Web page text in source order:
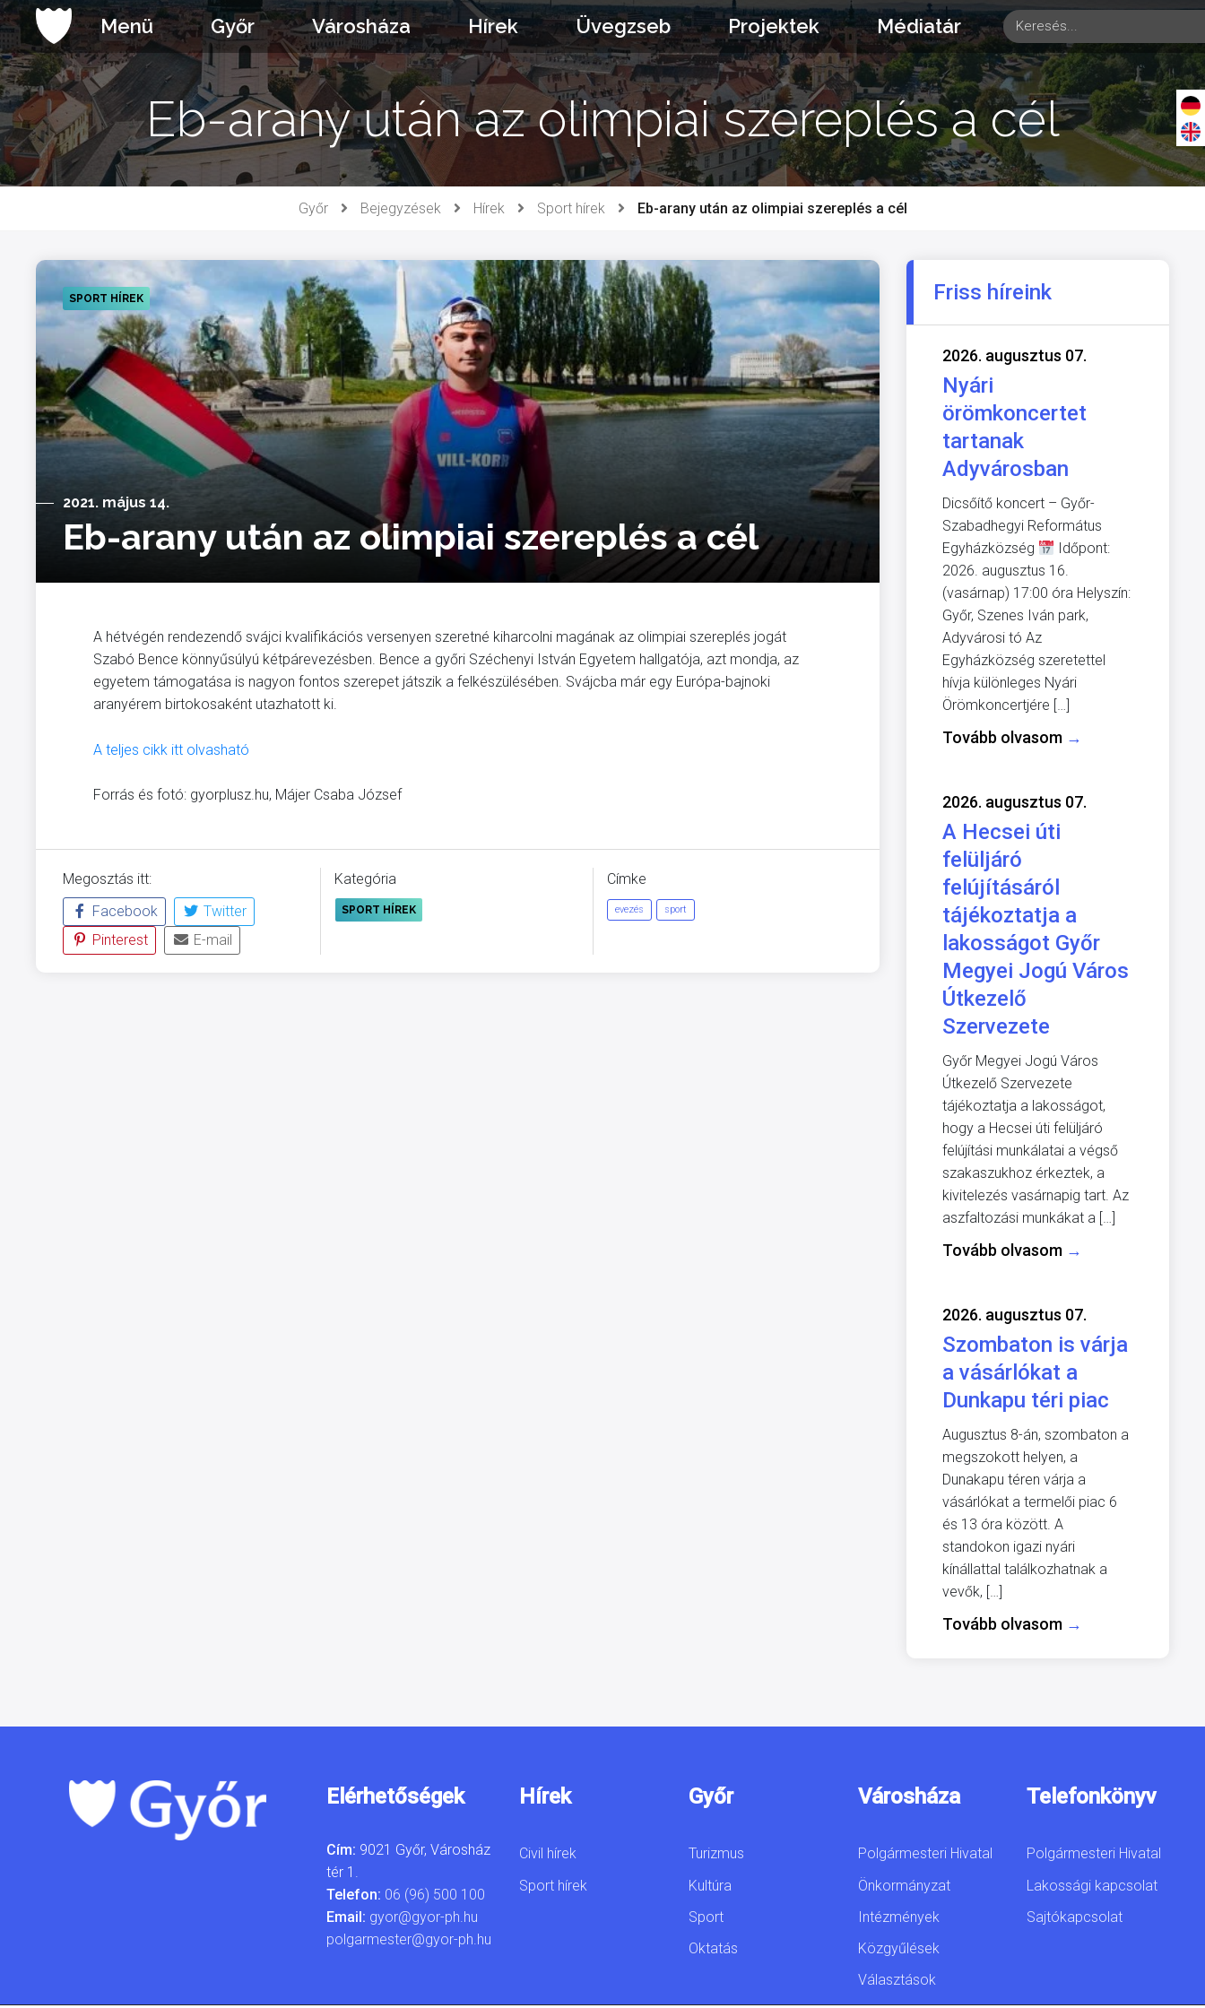
Ugrás
a
tartalomhoz
Menü Győr Városháza Hírek Üvegzseb Projektek Médiatár
Eb-arany után az olimpiai szereplés a cél
Győr Bejegyzések Hírek Sport hírek Eb-arany után az olimpiai szereplés a cél
SPORT HÍREK
2021. május 14.
Eb-arany után az olimpiai szereplés a cél
A hétvégén rendezendő svájci kvalifikációs versenyen szeretné kiharcolni magának az olimpiai szereplés jogát
Szabó Bence könnyűsúlyú kétpárevezésben. Bence a győri Széchenyi István Egyetem hallgatója, azt mondja, az
egyetem támogatása is nagyon fontos szerepet játszik a felkészülésében. Svájcba már egy Európa-bajnoki
aranyérem birtokosaként utazhatott ki.
A teljes cikk itt olvasható
Forrás és fotó: gyorplusz.hu, Májer Csaba József
Megosztás itt:
Facebook
Twitter
Pinterest
E-mail
Kategória
SPORT HÍREK
Címke
evezés sport
Friss híreink
2026. augusztus 07.
Nyári
örömkoncertet
tartanak
Adyvárosban
Dicsőítő koncert – Győr-
Szabadhegyi Református
Egyházközség
Időpont:
2026. augusztus 16.
(vasárnap) 17:00 óra Helyszín:
Győr, Szenes Iván park,
Adyvárosi tó Az
Egyházközség szeretettel
hívja különleges Nyári
Örömkoncertjére […]
Tovább olvasom →
2026. augusztus 07.
A Hecsei úti
felüljáró
felújításáról
tájékoztatja a
lakosságot Győr
Megyei Jogú Város
Útkezelő
Szervezete
Győr Megyei Jogú Város
Útkezelő Szervezete
tájékoztatja a lakosságot,
hogy a Hecsei úti felüljáró
felújítási munkálatai a végső
szakaszukhoz érkeztek, a
kivitelezés vasárnapig tart. Az
aszfaltozási munkákat a […]
Tovább olvasom →
2026. augusztus 07.
Szombaton is várja
a vásárlókat a
Dunkapu téri piac
Augusztus 8-án, szombaton a
megszokott helyen, a
Dunakapu téren várja a
vásárlókat a termelői piac 6
és 13 óra között. A
standokon igazi nyári
kínállattal találkozhatnak a
vevők, […]
Tovább olvasom →
Elérhetőségek
Cím: 9021 Győr, Városház
tér 1.
Telefon: 06 (96) 500 100
Email: gyor@gyor-ph.hu
polgarmester@gyor-ph.hu
Hírek
Civil hírek
Sport hírek
Győr
Turizmus
Kultúra
Sport
Oktatás
Városháza
Polgármesteri Hivatal
Önkormányzat
Intézmények
Közgyűlések
Választások
Telefonkönyv
Polgármesteri Hivatal
Lakossági kapcsolat
Sajtókapcsolat